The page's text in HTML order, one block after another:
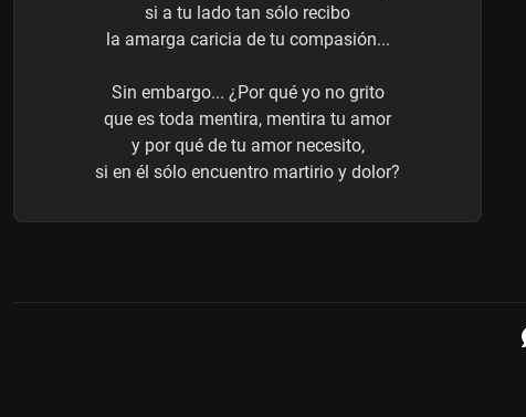
si a tu lado tan sólo recibo
la amarga caricia de tu compasión...
Sin embargo... ¿Por qué yo no grito
que es toda mentira, mentira tu amor
y por qué de tu amor necesito,
si en él sólo encuentro martirio y dolor?